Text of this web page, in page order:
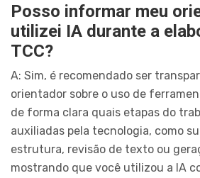
Posso informar meu
utilizei IA durante a
TCC?
A: Sim, é recomendado ser
orientador sobre o uso de
de forma clara quais etapas do
auxiliadas pela tecnologia, como
estrutura, revisão de texto ou
mostrando que você utilizou a IA